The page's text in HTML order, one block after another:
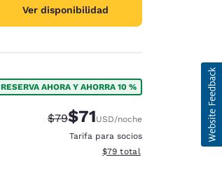
Ver disponibilidad
RESERVA AHORA Y AHORRA 10 %
Precio tachado:
$79Precio con descuento:
$71USD/noche
Tarifa para socios
Ver detalles del total
$79 total